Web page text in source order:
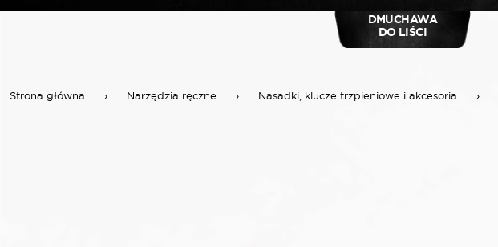
DMUCHAWA
DO LIŚCI
Strona główna › Narzędzia ręczne › Nasadki, klucze trzpieniowe i akcesoria ›